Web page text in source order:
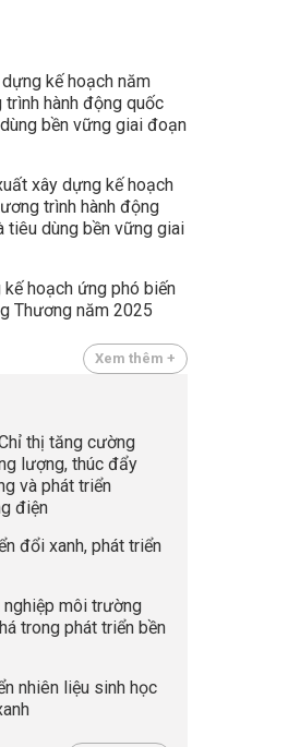
kế hoạch năm
hành động quốc
bền vững giai đoạn
xây dựng kế hoạch
trình hành động
tiêu dùng bền vững giai
hoạch ứng phó biến
Thương năm 2025
Xem thêm +
thị tăng cường
lượng, thúc đẩy
và phát triển
điện
đổi xanh, phát triển
nghiệp môi trường
trong phát triển bền
nhiên liệu sinh học